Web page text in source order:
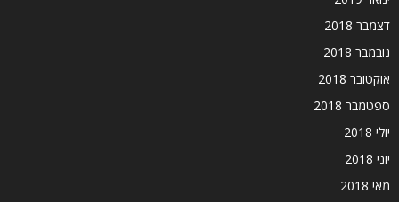
דצמבר 2018
נובמבר 2018
אוקטובר 2018
ספטמבר 2018
יולי 2018
יוני 2018
מאי 2018